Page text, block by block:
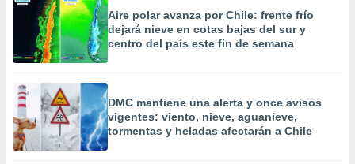
Aire polar avanza por Chile: frente frío
dejará nieve en cotas bajas del sur y
centro del país este fin de semana
DMC mantiene una alerta y once avisos
vigentes: viento, nieve, aguanieve,
tormentas y heladas afectarán a Chile